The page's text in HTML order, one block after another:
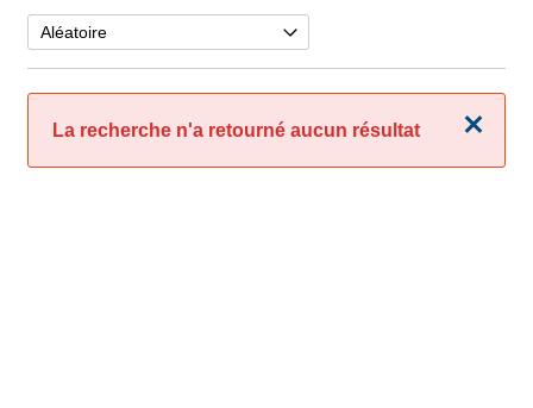
Fermer
La recherche n'a retourné aucun résultat